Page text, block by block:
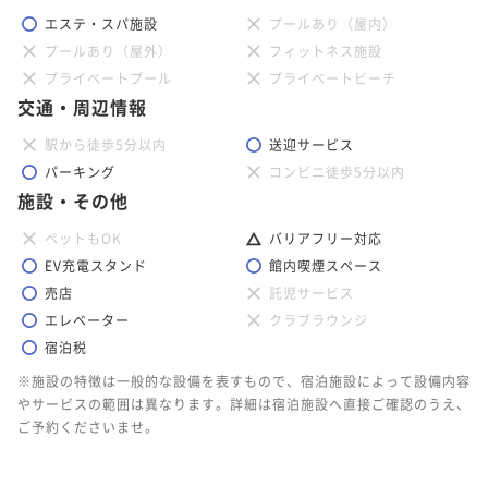
エステ・スパ施設
プールあり（屋内）
プールあり（屋外）
フィットネス施設
プライベートプール
プライベートビーチ
交通・周辺情報
駅から徒歩5分以内
送迎サービス
パーキング
コンビニ徒歩5分以内
施設・その他
ペットもOK
バリアフリー対応
EV充電スタンド
館内喫煙スペース
売店
託児サービス
エレベーター
クラブラウンジ
宿泊税
※施設の特徴は一般的な設備を表すもので、宿泊施設によって設備内容
やサービスの範囲は異なります。詳細は宿泊施設へ直接ご確認のうえ、
ご予約くださいませ。